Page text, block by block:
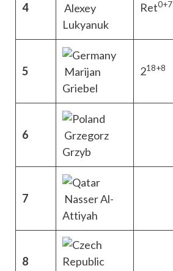
4
Alexey
Lukyanuk
Ret0+7
5
Marijan
Griebel
218+8
6
Grzegorz
Grzyb
7
Nasser Al-
Attiyah
8